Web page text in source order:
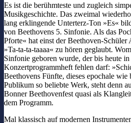
Es ist die berühmteste und zugleich
Musikgeschichte. Das zweimal
lang erklingende Unterterz-Ton »Es«
von Beethovens 5. Sinfonie. Als das
Pforte« hat einst der Beethoven-Schüler
»Ta-ta-ta-taaaa« zu hören geglaubt.
Sinfonie geboren wurde, der bis heute
Konzertprogrammheft fehlen darf:
Beethovens Fünfte, dieses epochale wie
Publikum so beliebte Werk, steht denn
Bonner Beethovenfest quasi als
dem Programm.
Mal klassisch auf modernen